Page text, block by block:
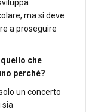
ma si deve
a proseguire
che
perché?
un concerto
sia